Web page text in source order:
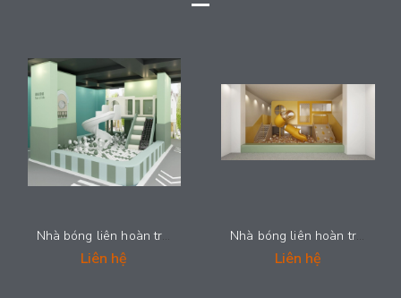
Nhà bóng liên hoàn trẻ em - NLHS-124
Liên hệ
Nhà bóng liên hoàn trẻ em - NLHS-123
Liên hệ